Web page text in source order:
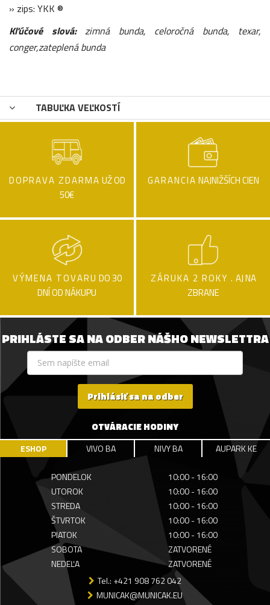
» zips: YKK ®
Kľúčové slová: zimná bunda, celoročná bunda, texar,
conger,zateplená bunda
TABUĽKA VEĽKOSTÍ
DOPRAVA ZDARMA UŽ OD
50€
GARANCIA NAJNIŽŠÍCH CIEN
VÝMENA TOVARU DO 30
DNÍ OD NÁKUPU
ZÁRUKA 2 ROKY . AJ NA
ZBRANE
PRIHLÁSTE SA NA ODBER NÁŠHO NEWSLETTRA
Prihlásiť sa na odber
OTVÁRACIE HODINY
ESHOP VIVO BA NIVY BA AUPARK KE
PONDELOK
10:00 - 16:00
UTOROK
10:00 - 16:00
STREDA
10:00 - 16:00
ŠTVRTOK
10:00 - 16:00
PIATOK
10:00 - 16:00
SOBOTA
ZATVORENÉ
NEDEĽA
ZATVORENÉ
Tel.: +421 908 762 042
MUNICAK@MUNICAK.EU